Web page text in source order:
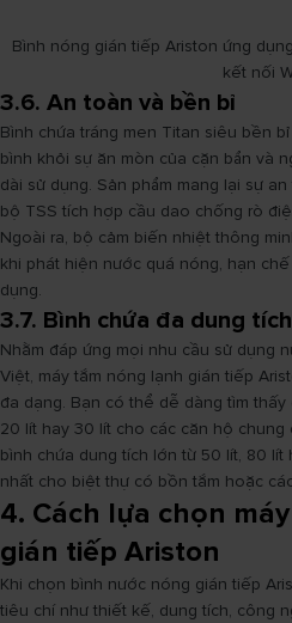
Bình nóng gián tiếp Ariston ứng
kết nối
3.6. An toàn và bền bỉ
Bình chứa tráng men Titan siêu bền
bình khỏi sự ăn mòn của cặn bẩn và
dài sử dụng. Sản phẩm mang lại sự
bộ TSS tích hợp cầu dao chống rò
Ngoài ra, bộ cảm biến nhiệt thông
khi phát hiện nước quá nóng, hạn
dụng.
3.7. Bình chứa đa dung tích
Nhằm đáp ứng mọi nhu cầu sử dụng
Việt, máy tắm nóng lạnh gián tiếp
đa dạng. Bạn có thể dễ dàng tìm
20 lít hay 30 lít cho các căn hộ
bình chứa dung tích lớn từ 50 lít, 80 lít
nhất cho biệt thự có bồn tắm hoặc
4. Cách lựa chọn
gián tiếp Ariston
Khi chọn bình nước nóng gián tiếp
tiêu chí như thiết kế, dung tích, công